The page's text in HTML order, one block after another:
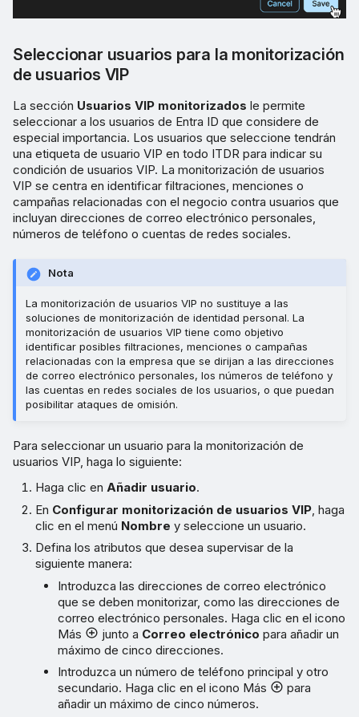
Seleccionar usuarios para la monitorización
de usuarios VIP
La sección Usuarios VIP monitorizados le permite
seleccionar a los usuarios de Entra ID que considere de
especial importancia. Los usuarios que seleccione tendrán
una etiqueta de usuario VIP en todo ITDR para indicar su
condición de usuarios VIP. La monitorización de usuarios
VIP se centra en identificar filtraciones, menciones o
campañas relacionadas con el negocio contra usuarios que
incluyan direcciones de correo electrónico personales,
números de teléfono o cuentas de redes sociales.
Nota
La monitorización de usuarios VIP no sustituye a las
soluciones de monitorización de identidad personal. La
monitorización de usuarios VIP tiene como objetivo
identificar posibles filtraciones, menciones o campañas
relacionadas con la empresa que se dirijan a las direcciones
de correo electrónico personales, los números de teléfono y
las cuentas en redes sociales de los usuarios, o que puedan
posibilitar ataques de omisión.
Para seleccionar un usuario para la monitorización de
usuarios VIP, haga lo siguiente:
Haga clic enAñadir usuario.
En Configurar monitorización de usuarios VIP , haga
clic en el menú Nombre y seleccione un usuario.
Defina los atributos que desea supervisar de la
siguiente manera:
Introduzca las direcciones de correo electrónico
que se deben monitorizar, como las direcciones de
correo electrónico personales. Haga clic en el icono
Más
junto a Correo electrónico para añadir un
máximo de cinco direcciones.
Introduzca un número de teléfono principal y otro
secundario. Haga clic en el icono Más
para
añadir un máximo de cinco números.